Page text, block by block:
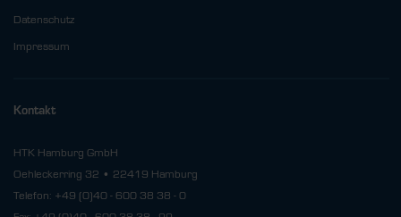
Datenschutz
Impressum
Kontakt
HTK Hamburg GmbH
Oehleckerring 32 • 22419 Hamburg
Telefon: +49 (0)40 - 600 38 38 - 0